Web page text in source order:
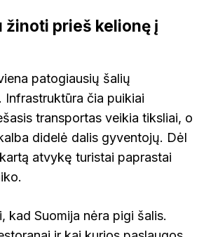
žinoti prieš kelionę į
patogiausių šalių
Infrastruktūra čia puikiai
transportas veikia tiksliai, o
didelė dalis gyventojų. Dėl
atvykę turistai paprastai
kad Suomija nėra pigi šalis.